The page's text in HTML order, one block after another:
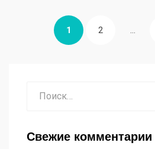
Пагинация
записей
СТРАНИЦА
1 СТРАНИЦА
2
Свежие комментарии